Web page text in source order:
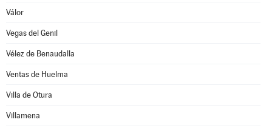
Válor
Vegas del Genil
Vélez de Benaudalla
Ventas de Huelma
Villa de Otura
Villamena